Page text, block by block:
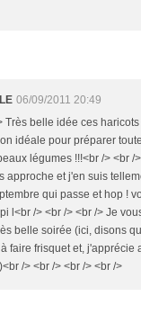
06/09/2011 20:49
Très belle idée ces
idéale pour préparer
légumes !!!<br /> <br /
approche et j'en suis
qui passe et hop !
l<br /> <br /> <br /> Je
belle soirée (ici, disons
faire frisquet et, j'apprécie
/> <br /> <br /> <br />